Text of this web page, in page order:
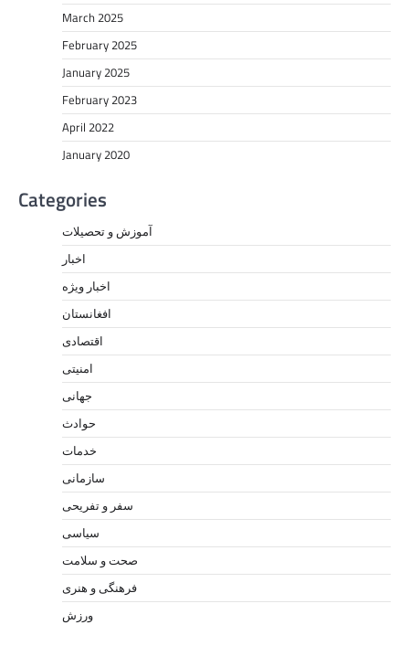
March 2025
February 2025
January 2025
February 2023
April 2022
January 2020
Categories
آموزش و تحصیلات
اخبار
اخبار ویژه
افغانستان
اقتصادی
امنیتی
جهانی
حوادث
خدمات
سازمانی
سفر و تفریحی
سیاسی
صحت و سلامت
فرهنگی و هنری
ورزش